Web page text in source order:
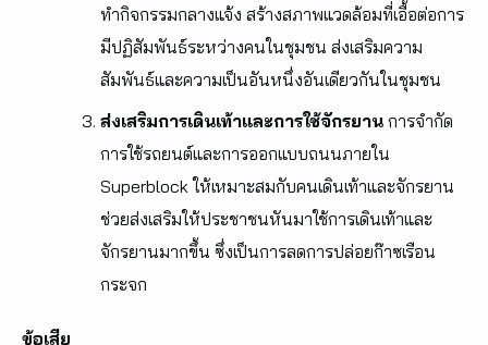
ทำกิจกรรมกลางแจ้ง สร้างสภาพแวดล้อมที่เอื้อต่อการ
มีปฏิสัมพันธ์ระหว่างคนในชุมชน ส่งเสริมความ
สัมพันธ์และความเป็นอันหนึ่งอันเดียวกันในชุมชน
ส่งเสริมการเดินเท้าและการใช้จักรยาน การจำกัด
การใช้รถยนต์และการออกแบบถนนภายใน
Superblock ให้เหมาะสมกับคนเดินเท้าและจักรยาน
ช่วยส่งเสริมให้ประชาชนหันมาใช้การเดินเท้าและ
จักรยานมากขึ้น ซึ่งเป็นการลดการปล่อยก๊าซเรือน
กระจก
ข้อเสีย